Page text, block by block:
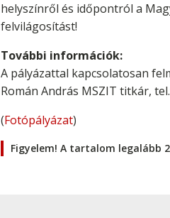
helyszínről és időpontról a
felvilágosítást!
További információk:
A pályázattal kapcsolatosan
Román András MSZIT titkár,
(Fotópályázat)
Figyelem! A tartalom legalább